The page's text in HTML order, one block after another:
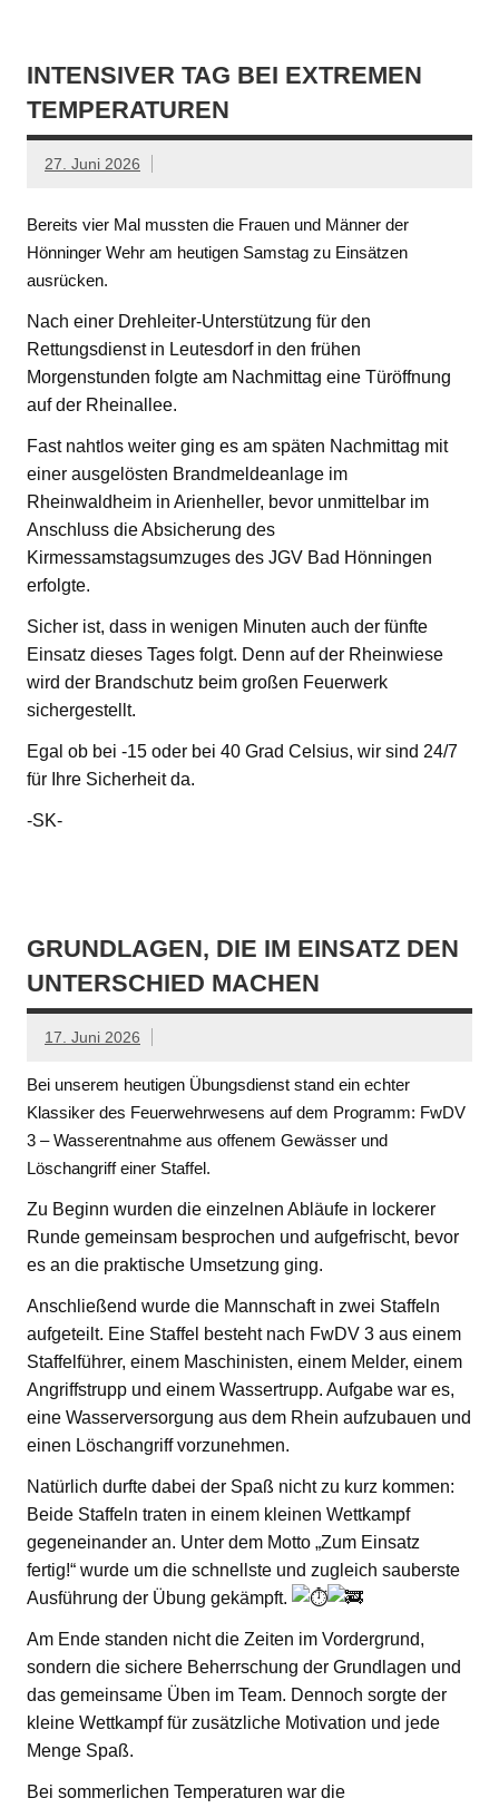
INTENSIVER TAG BEI EXTREMEN
TEMPERATUREN
27. Juni 2026
Bereits vier Mal mussten die Frauen und Männer der
Hönninger Wehr am heutigen Samstag zu Einsätzen
ausrücken.
Nach einer Drehleiter-Unterstützung für den
Rettungsdienst in Leutesdorf in den frühen
Morgenstunden folgte am Nachmittag eine Türöffnung
auf der Rheinallee.
Fast nahtlos weiter ging es am späten Nachmittag mit
einer ausgelösten Brandmeldeanlage im
Rheinwaldheim in Arienheller, bevor unmittelbar im
Anschluss die Absicherung des
Kirmessamstagsumzuges des JGV Bad Hönningen
erfolgte.
Sicher ist, dass in wenigen Minuten auch der fünfte
Einsatz dieses Tages folgt. Denn auf der Rheinwiese
wird der Brandschutz beim großen Feuerwerk
sichergestellt.
Egal ob bei -15 oder bei 40 Grad Celsius, wir sind 24/7
für Ihre Sicherheit da.
-SK-
GRUNDLAGEN, DIE IM EINSATZ DEN
UNTERSCHIED MACHEN
17. Juni 2026
Bei unserem heutigen Übungsdienst stand ein echter
Klassiker des Feuerwehrwesens auf dem Programm: FwDV
3 – Wasserentnahme aus offenem Gewässer und
Löschangriff einer Staffel.
Zu Beginn wurden die einzelnen Abläufe in lockerer
Runde gemeinsam besprochen und aufgefrischt, bevor
es an die praktische Umsetzung ging.
Anschließend wurde die Mannschaft in zwei Staffeln
aufgeteilt. Eine Staffel besteht nach FwDV 3 aus einem
Staffelführer, einem Maschinisten, einem Melder, einem
Angriffstrupp und einem Wassertrupp. Aufgabe war es,
eine Wasserversorgung aus dem Rhein aufzubauen und
einen Löschangriff vorzunehmen.
Natürlich durfte dabei der Spaß nicht zu kurz kommen:
Beide Staffeln traten in einem kleinen Wettkampf
gegeneinander an. Unter dem Motto „Zum Einsatz
fertig!“ wurde um die schnellste und zugleich sauberste
Ausführung der Übung gekämpft.
Am Ende standen nicht die Zeiten im Vordergrund,
sondern die sichere Beherrschung der Grundlagen und
das gemeinsame Üben im Team. Dennoch sorgte der
kleine Wettkampf für zusätzliche Motivation und jede
Menge Spaß.
Bei sommerlichen Temperaturen war die